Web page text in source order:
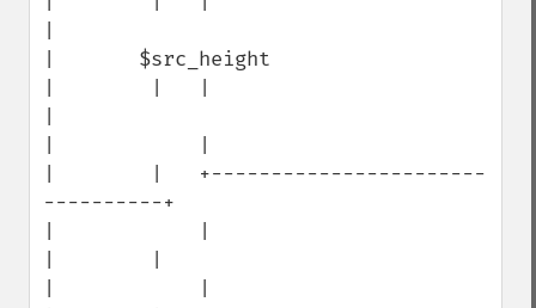
|       $src_height
|        |   +-----------------------
----------+